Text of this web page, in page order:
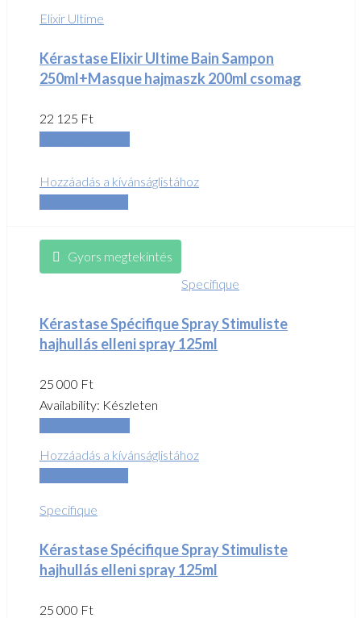
Elixir Ultime
Kérastase Elixir Ultime Bain Sampon
250ml+Masque hajmaszk 200ml csomag
22 125 Ft
Hozzáadás a kívánságlistához
Gyors megtekintés
Specifique
Kérastase Spécifique Spray Stimuliste
hajhullás elleni spray 125ml
25 000 Ft
Availability: Készleten
Hozzáadás a kívánságlistához
Specifique
Kérastase Spécifique Spray Stimuliste
hajhullás elleni spray 125ml
25 000 Ft